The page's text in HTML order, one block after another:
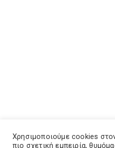
Χρησιμοποιούμε cookies
πιο σχετική εμπειρία,